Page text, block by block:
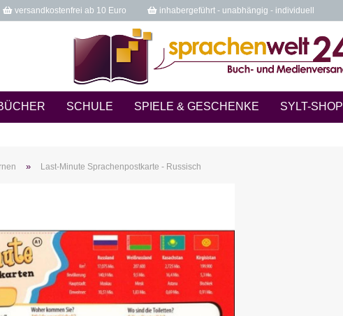
versandkostenfrei ab 10 Euro inhabergeführt - unabhängig - individuell
SCHULE SPIELE & GESCHENKE SYLT-SHOP
» Last-Minute Sprachenpostkarte - Russisch